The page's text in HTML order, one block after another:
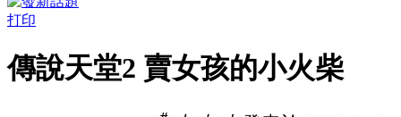
打印
傳說天堂2 賣女孩的小火柴